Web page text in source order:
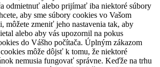
odmietnuť alebo prijímať iba niektoré súbory
aby sme súbory cookies vo Vašom
môžete zmeniť jeho nastavenia tak, aby
alebo aby vás upozornil na pokus
do Vášho počítača. Úplným zákazom
môže dôjsť k tomu, že niektoré
nemusia fungovať správne. Keďže na trhu